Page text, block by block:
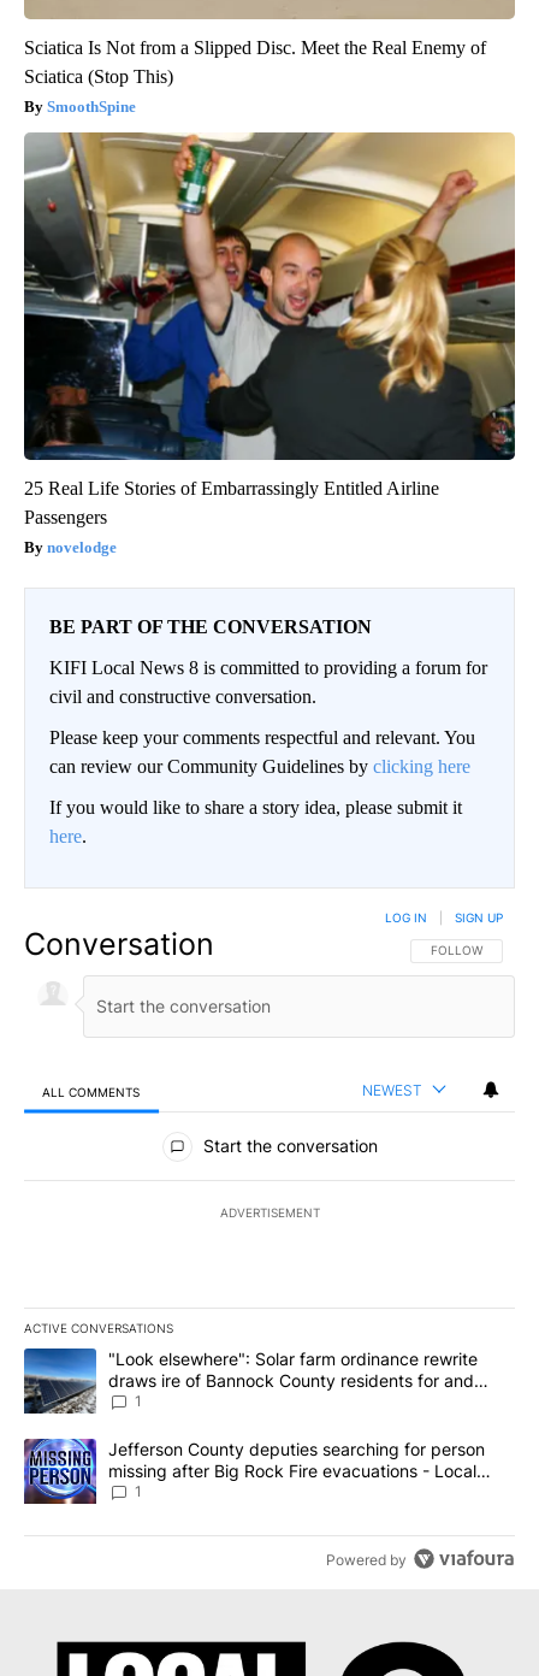
Sciatica Is Not from a Slipped Disc. Meet the Real Enemy of
Sciatica (Stop This)
SmoothSpine
25 Real Life Stories of Embarrassingly Entitled Airline
Passengers
novelodge
BE PART OF THE CONVERSATION
KIFI Local News 8 is committed to providing a forum for
civil and constructive conversation.
Please keep your comments respectful and relevant. You
can review our Community Guidelines by clicking here
If you would like to share a story idea, please submit it
here.
Conversation FOLLOW THIS
FOLLOW
LOG IN SIGN UP
ALL COMMENTS NEWEST
All Comments
Start the conversation
ADVERTISEMENT
ACTIVE CONVERSATIONS
The following is a list of the most commented articles in the last
A trending article titled ""Look elsewhere": Solar farm
"Look elsewhere": Solar farm ordinance rewrite
draws ire of Bannock County residents for and
against the ban - Local News 8
1
A trending article titled "Jefferson County deputies searching
Jefferson County deputies searching for person
missing after Big Rock Fire evacuations - Local
News 8
1
Powered by